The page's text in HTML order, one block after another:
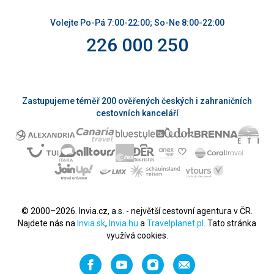
Volejte Po-Pá 7:00-22:00; So-Ne 8:00-22:00
226 000 250
Zastupujeme téměř 200 ověřených českých i zahraničních
cestovních kanceláří
© 2000–2026. Invia.cz, a.s. - největší cestovní agentura v ČR.
Najdete nás na Invia.sk, Invia.hu a Travelplanet.pl
. Tato stránka
využívá cookies.
FacebookYouTubeInstagramNapište